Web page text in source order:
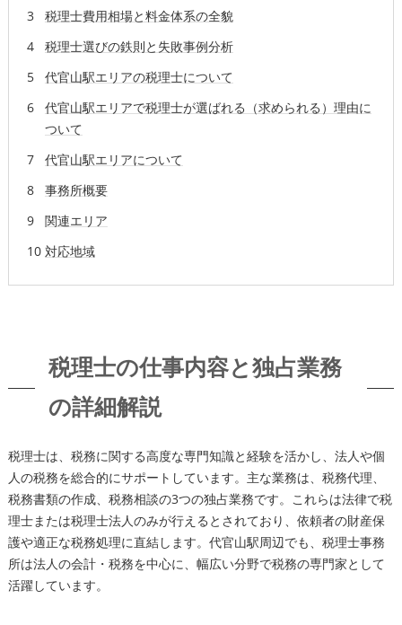
税理士費用相場と料金体系の全貌
税理士選びの鉄則と失敗事例分析
代官山駅エリアの税理士について
代官山駅エリアで税理士が選ばれる（求められる）理由に
ついて
代官山駅エリアについて
事務所概要
関連エリア
対応地域
税理士の仕事内容と独占業務
の詳細解説
税理士は、税務に関する高度な専門知識と経験を活かし、法人や個
人の税務を総合的にサポートしています。主な業務は、税務代理、
税務書類の作成、税務相談の3つの独占業務です。これらは法律で税
理士または税理士法人のみが行えるとされており、依頼者の財産保
護や適正な税務処理に直結します。代官山駅周辺でも、税理士事務
所は法人の会計・税務を中心に、幅広い分野で税務の専門家として
活躍しています。